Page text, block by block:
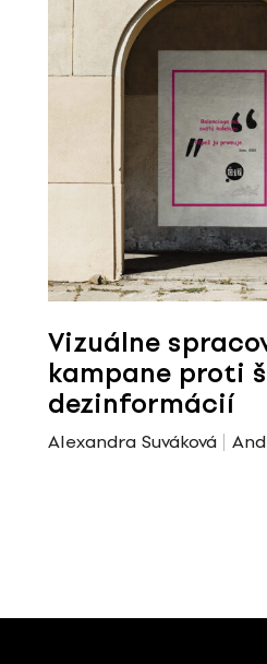
Vizuálne
kampane proti
dezinformácií
Alexandra Suváková